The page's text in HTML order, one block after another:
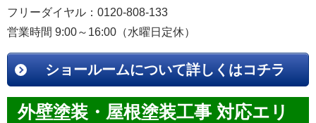
フリーダイヤル：0120-808-133
営業時間 9:00～16:00（水曜日定休）
ショールームについて詳しくはコチラ
外壁塗装・屋根塗装工事 対応エリ